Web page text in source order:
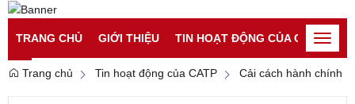
Đăng nhập
Đăng ký
TRANG CHỦ
GIỚI THIỆU TIN HOẠT ĐỘNG CỦA CATPToggle
Trang chủ
Tin hoạt động của CATP Cải cách hành chính